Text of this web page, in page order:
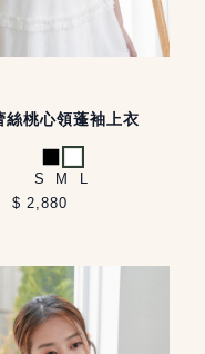
絲桃心領蓬袖上衣
黑 白
S M
$ 2,880